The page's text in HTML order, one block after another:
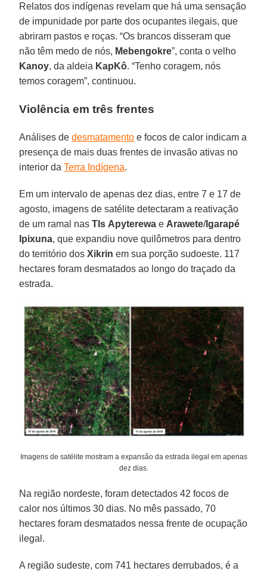
Relatos dos indígenas revelam que há uma sensação
de impunidade por parte dos ocupantes ilegais, que
abriram pastos e roças. “Os brancos disseram que
não têm medo de nós, Mebengokre”, conta o velho
Kanoy, da aldeia KapKô. “Tenho coragem, nós
temos coragem”, continuou.
Violência em três frentes
Análises dedesmatamento e focos de calor indicam a
presença de mais duas frentes de invasão ativas no
interior daTerra Indígena.
Em um intervalo de apenas dez dias, entre 7 e 17 de
agosto, imagens de satélite detectaram a reativação
de um ramal nasTIs Apyterewa e Arawete/Igarapé
Ipixuna, que expandiu nove quilômetros para dentro
do território dosXikrin em sua porção sudoeste. 117
hectares foram desmatados ao longo do traçado da
estrada.
Imagens de satélite mostram a expansão da estrada ilegal em apenas
dez dias.
Na região nordeste, foram detectados 42 focos de
calor nos últimos 30 dias. No mês passado, 70
hectares foram desmatados nessa frente de ocupação
ilegal.
A região sudeste, com 741 hectares derrubados, é a